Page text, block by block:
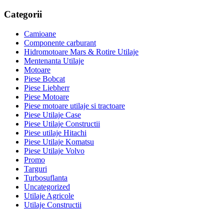
Categorii
Camioane
Componente carburant
Hidromotoare Mars & Rotire Utilaje
Mentenanta Utilaje
Motoare
Piese Bobcat
Piese Liebherr
Piese Motoare
Piese motoare utilaje si tractoare
Piese Utilaje Case
Piese Utilaje Constructii
Piese utilaje Hitachi
Piese Utilaje Komatsu
Piese Utilaje Volvo
Promo
Targuri
Turbosuflanta
Uncategorized
Utilaje Agricole
Utilaje Constructii